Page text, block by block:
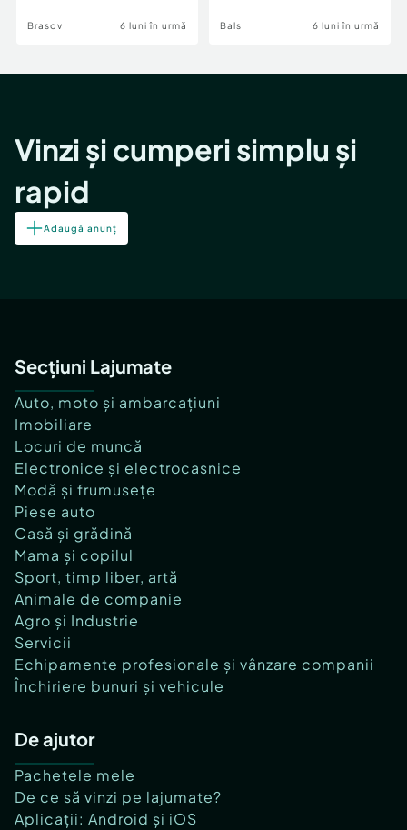
Brasov 6 luni în urmă Bals 6 luni în urmă
Vinzi și cumperi simplu și
rapid
Adaugă anunț
Secțiuni Lajumate
Auto, moto și ambarcațiuni
Imobiliare
Locuri de muncă
Electronice și electrocasnice
Modă și frumusețe
Piese auto
Casă și grădină
Mama și copilul
Sport, timp liber, artă
Animale de companie
Agro și Industrie
Servicii
Echipamente profesionale și vânzare companii
Închiriere bunuri și vehicule
De ajutor
Pachetele mele
De ce să vinzi pe lajumate?
Aplicații: Android și iOS